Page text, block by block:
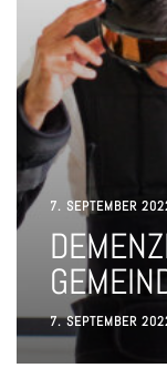
7. SEPTEMBER
7. SEPTEMBER